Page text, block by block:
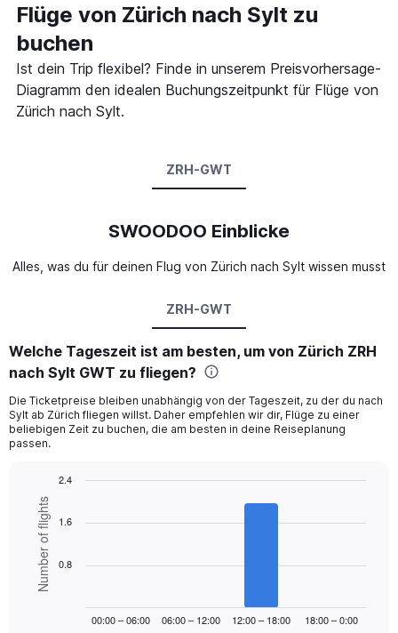
Flüge von Zürich nach Sylt zu
buchen
Ist dein Trip flexibel? Finde in unserem Preisvorhersage-
Diagramm den idealen Buchungszeitpunkt für Flüge von
Zürich nach Sylt.
ZRH-GWT
SWOODOO Einblicke
Alles, was du für deinen Flug von Zürich nach Sylt wissen musst
ZRH-GWT
Welche Tageszeit ist am besten, um von Zürich ZRH
nach Sylt GWT zu fliegen?
Die Ticketpreise bleiben unabhängig von der Tageszeit, zu der du nach
Sylt ab Zürich fliegen willst. Daher empfehlen wir dir, Flüge zu einer
beliebigen Zeit zu buchen, die am besten in deine Reiseplanung
passen.
Bar
chart
with
bars.
The
Chart
graphic.
Number of flights
00:00 – 06:00 06:00 – 12:00 12:00 – 18:00 18:00 – 0:00
0.8
1.6
2.4